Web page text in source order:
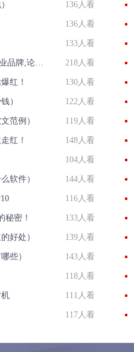
136人看
136人看
133人看
[营销技巧]鸿星尔克问鼎国货一线企业品牌,论企业品牌舆情监测的重要性 218人看
红！ 130人看
） 122人看
范例） 119人看
红！ 148人看
104人看
软件） 144人看
116人看
秘密！ 133人看
好处） 139人看
些） 143人看
118人看
111人看
117人看